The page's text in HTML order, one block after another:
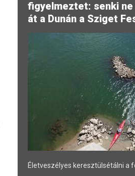
figyelmeztet: senki
át a Dunán a Sziget
Életveszélyes keresztülsétálni a